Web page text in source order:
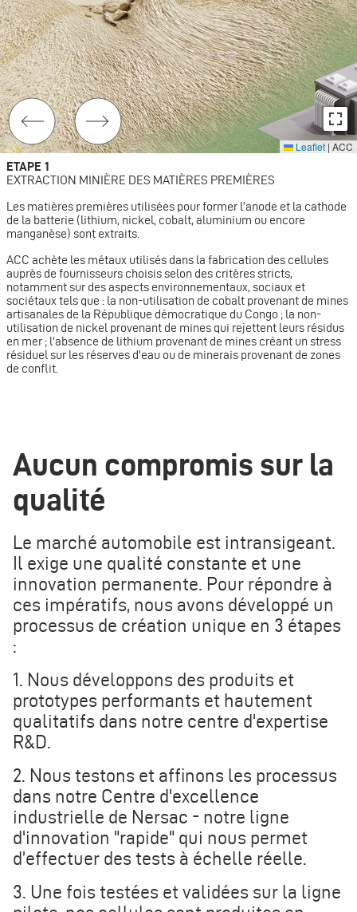
Leaflet | ACC
ETAPE 1
EXTRACTION MINIÈRE DES MATIÈRES PREMIÈRES
Les matières premières utilisées pour former l’anode et la cathode
de la batterie (lithium, nickel, cobalt, aluminium ou encore
manganèse) sont extraits.
ACC achète les métaux utilisés dans la fabrication des cellules
auprès de fournisseurs choisis selon des critères stricts,
notamment sur des aspects environnementaux, sociaux et
sociétaux tels que : la non-utilisation de cobalt provenant de mines
artisanales de la République démocratique du Congo ; la non-
utilisation de nickel provenant de mines qui rejettent leurs résidus
en mer ; l'absence de lithium provenant de mines créant un stress
résiduel sur les réserves d'eau ou de minerais provenant de zones
de conflit.
Aucun compromis sur la
qualité
Le marché automobile est intransigeant.
Il exige une qualité constante et une
innovation permanente. Pour répondre à
ces impératifs, nous avons développé un
processus de création unique en 3 étapes
:
1. Nous développons des produits et
prototypes performants et hautement
qualitatifs dans notre centre d'expertise
R&D.
2. Nous testons et affinons les processus
dans notre Centre d'excellence
industrielle de Nersac - notre ligne
d'innovation "rapide" qui nous permet
d’effectuer des tests à échelle réelle.
3. Une fois testées et validées sur la ligne